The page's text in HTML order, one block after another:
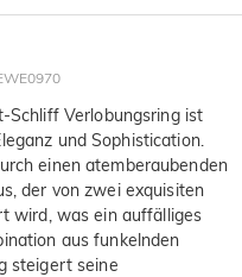
Schliff Verlobungsring ist
und Sophistication.
einen atemberaubenden
der von zwei exquisiten
wird, was ein auffälliges
aus funkelnden
steigert seine